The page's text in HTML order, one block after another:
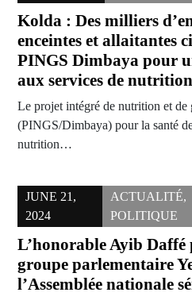
Kolda : Des milliers
enceintes et allaitantes
PINGS Dimbaya pour
aux services de
Le projet intégré de nutrition et de
(PINGS/Dimbaya) pour la santé
nutrition…
JUNE 21,
2024
ACTUALITÉ,
POLITIQUE
L’honorable Ayib Daffé
groupe parlementaire
l’Assemblée nationale